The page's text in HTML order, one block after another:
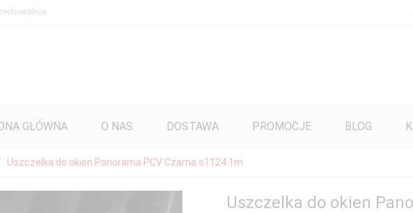
GŁÓWNA O NAS DOSTAWA PROMOCJE BLOG
Uszczelka do okien Panorama PCV Czarna s1124 1m
Uszczelka do okien